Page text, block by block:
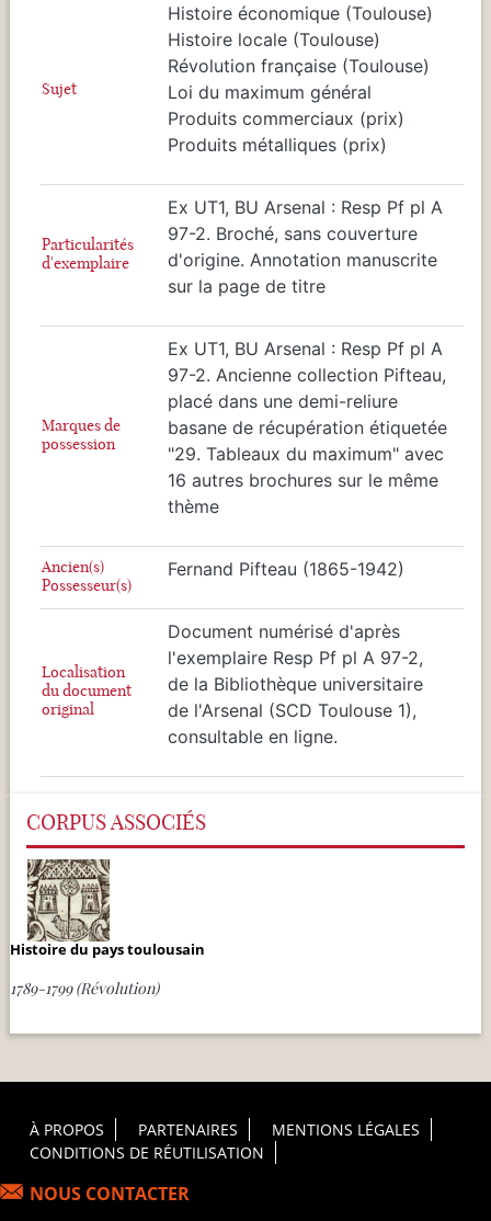
Sujet
Histoire économique (Toulouse)
Histoire locale (Toulouse)
Révolution française (Toulouse)
Loi du maximum général
Produits commerciaux (prix)
Produits métalliques (prix)
Particularités
d'exemplaire
Ex UT1, BU Arsenal : Resp Pf pl A
97-2. Broché, sans couverture
d'origine. Annotation manuscrite
sur la page de titre
Marques de
possession
Ex UT1, BU Arsenal : Resp Pf pl A
97-2. Ancienne collection Pifteau,
placé dans une demi-reliure
basane de récupération étiquetée
"29. Tableaux du maximum" avec
16 autres brochures sur le même
thème
Ancien(s)
Possesseur(s)
Fernand Pifteau (1865-1942)
Localisation
du document
original
Document numérisé d'après
l'exemplaire Resp Pf pl A 97-2,
de la Bibliothèque universitaire
de l'Arsenal (SCD Toulouse 1),
consultable en ligne.
CORPUS ASSOCIÉS
Histoire du pays toulousain
1789-1799 (Révolution)
Footer Principal
À PROPOS PARTENAIRES
MENTIONS LÉGALES
CONDITIONS DE RÉUTILISATION
NOUS CONTACTER